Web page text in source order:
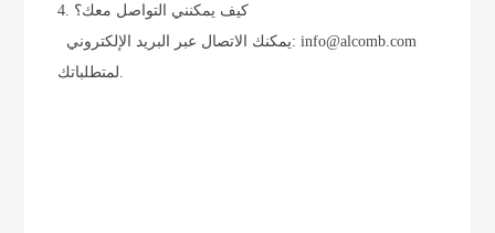
4. كيف يمكنني التواصل معك؟